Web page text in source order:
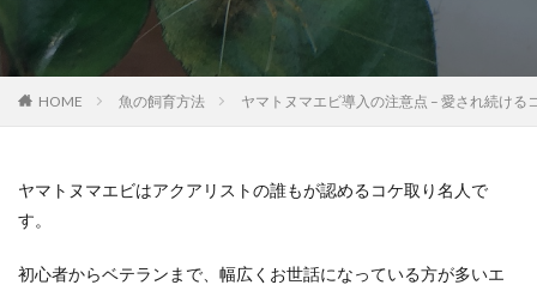
HOME 魚の飼育方法 ヤマトヌマエビ導入の注意点 – 愛され続ける
ヤマトヌマエビはアクアリストの誰もが認めるコケ取り名人で
す。
初心者からベテランまで、幅広くお世話になっている方が多いエ